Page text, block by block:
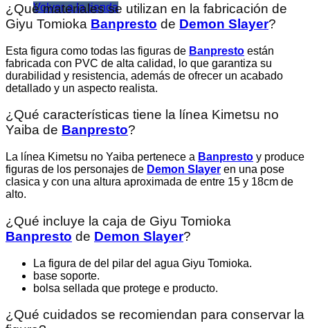
Volver a la tienda
¿Qué materiales se utilizan en la fabricación de
Giyu Tomioka Banpresto de Demon Slayer?
Esta figura como todas las figuras de Banpresto están
fabricada con PVC de alta calidad, lo que garantiza su
durabilidad y resistencia, además de ofrecer un acabado
detallado y un aspecto realista.
¿Qué características tiene la línea Kimetsu no
Yaiba de Banpresto?
La línea Kimetsu no Yaiba pertenece a Banpresto y produce
figuras de los personajes de Demon Slayer en una pose
clasica y con una altura aproximada de entre 15 y 18cm de
alto.
¿Qué incluye la caja de Giyu Tomioka
Banpresto de Demon Slayer?
La figura de del pilar del agua Giyu Tomioka.
base soporte.
bolsa sellada que protege e producto.
¿Qué cuidados se recomiendan para conservar la